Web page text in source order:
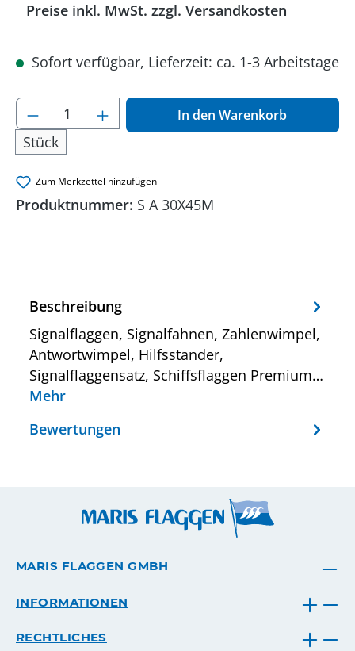
Preise inkl. MwSt. zzgl. Versandkosten
Sofort verfügbar, Lieferzeit: ca. 1-3 Arbeitstage
Produkt Anzahl: Gib den gewünschten
Stück
In den Warenkorb
Zum Merkzettel hinzufügen
Produktnummer: S A 30X45M
Beschreibung
Signalflaggen, Signalfahnen, Zahlenwimpel,
Antwortwimpel, Hilfsstander,
Signalflaggensatz, Schiffsflaggen Premium…
Mehr
Bewertungen
MARIS FLAGGEN GMBH
INFORMATIONEN
RECHTLICHES